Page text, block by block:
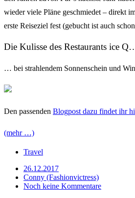
wieder viele Pläne geschmiedet – direkt
erste Reiseziel fest (gebucht ist auch
Die Kulisse des Restaurants ice
… bei strahlendem Sonnenschein und
Den passenden Blogpost dazu findet ihr
(mehr …)
Travel
26.12.2017
Conny (Fashionvictress)
Noch keine Kommentare